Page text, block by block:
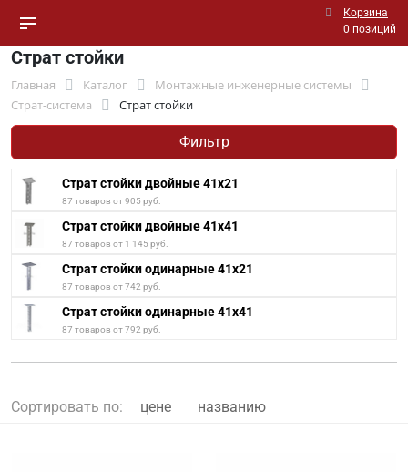
Корзина
0 позиций
Страт стойки
Главная Каталог
Монтажные инженерные системы
Страт-система
Страт стойки
Фильтр
Страт стойки двойные 41x21
87 товаров от 905 руб.
Страт стойки двойные 41x41
87 товаров от 1 145 руб.
Страт стойки одинарные 41x21
87 товаров от 742 руб.
Страт стойки одинарные 41x41
87 товаров от 792 руб.
Сортировать по: цене названию